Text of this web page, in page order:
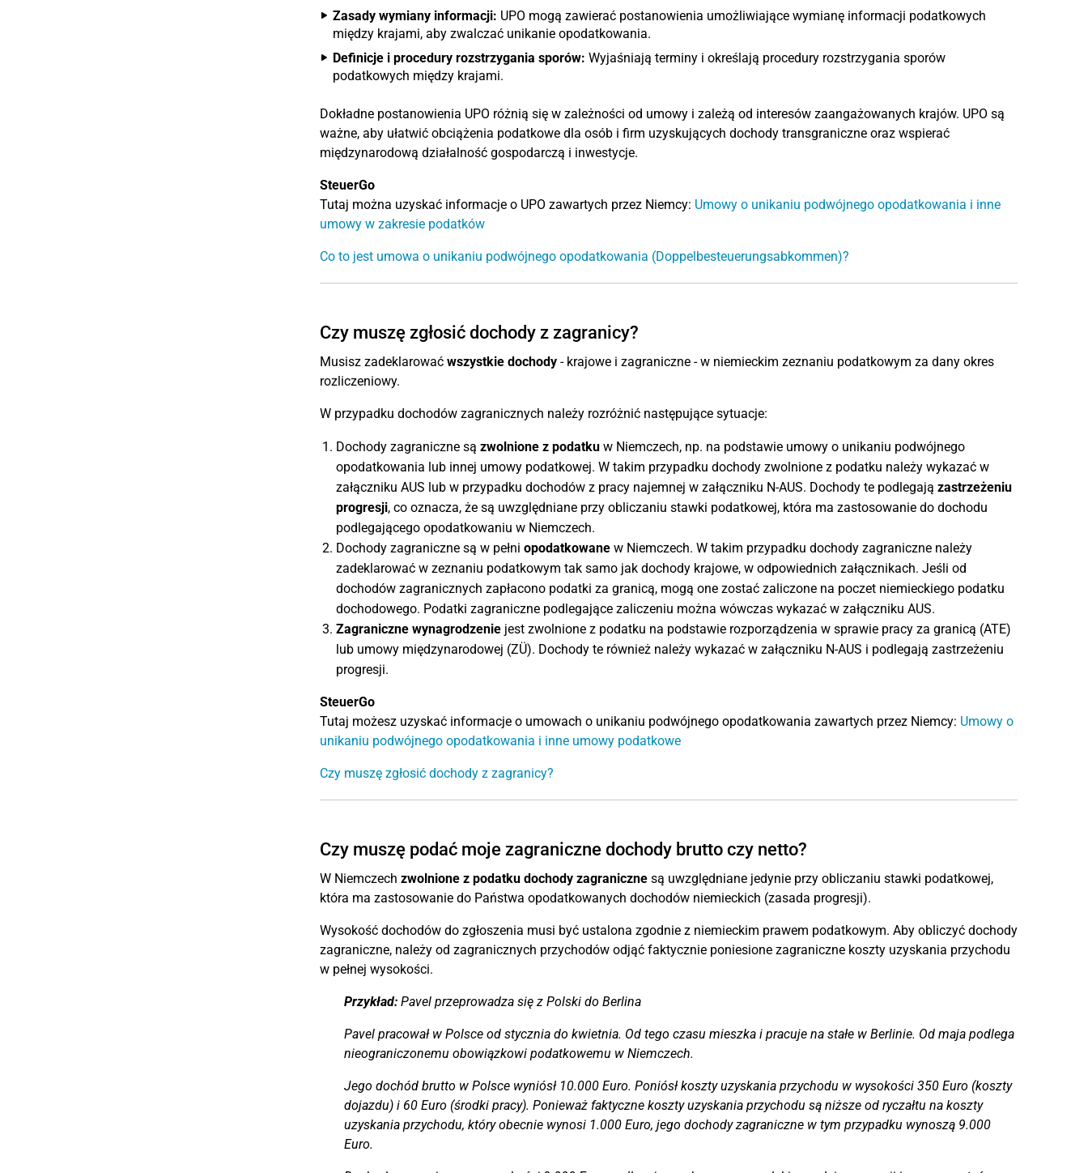
Zasady wymiany informacji: UPO mogą zawierać postanowienia umożliwiające wymianę informacji podatkowych
między krajami, aby zwalczać unikanie opodatkowania.
Definicje i procedury rozstrzygania sporów: Wyjaśniają terminy i określają procedury rozstrzygania sporów
podatkowych między krajami.
Dokładne postanowienia UPO różnią się w zależności od umowy i zależą od interesów zaangażowanych krajów. UPO są
ważne, aby ułatwić obciążenia podatkowe dla osób i firm uzyskujących dochody transgraniczne oraz wspierać
międzynarodową działalność gospodarczą i inwestycje.
SteuerGo
Tutaj można uzyskać informacje o UPO zawartych przez Niemcy: Umowy o unikaniu podwójnego opodatkowania i inne
umowy w zakresie podatków
Co to jest umowa o unikaniu podwójnego opodatkowania (Doppelbesteuerungsabkommen)?
Czy muszę zgłosić dochody z zagranicy?
Musisz zadeklarować wszystkie dochody- krajowe i zagraniczne - w niemieckim zeznaniu podatkowym za dany okres
rozliczeniowy.
W przypadku dochodów zagranicznych należy rozróżnić następujące sytuacje:
Dochody zagraniczne są zwolnione z podatkuw Niemczech, np. na podstawie umowy o unikaniu podwójnego
opodatkowania lub innej umowy podatkowej. W takim przypadku dochody zwolnione z podatku należy wykazać w
załączniku AUS lub w przypadku dochodów z pracy najemnej w załączniku N-AUS. Dochody te podlegają zastrzeżeniu
progresji, co oznacza, że są uwzględniane przy obliczaniu stawki podatkowej, która ma zastosowanie do dochodu
podlegającego opodatkowaniu w Niemczech.
Dochody zagraniczne są w pełni opodatkowanew Niemczech. W takim przypadku dochody zagraniczne należy
zadeklarować w zeznaniu podatkowym tak samo jak dochody krajowe, w odpowiednich załącznikach. Jeśli od
dochodów zagranicznych zapłacono podatki za granicą, mogą one zostać zaliczone na poczet niemieckiego podatku
dochodowego. Podatki zagraniczne podlegające zaliczeniu można wówczas wykazać w załączniku AUS.
Zagraniczne wynagrodzeniejest zwolnione z podatku na podstawie rozporządzenia w sprawie pracy za granicą (ATE)
lub umowy międzynarodowej (ZÜ). Dochody te również należy wykazać w załączniku N-AUS i podlegają zastrzeżeniu
progresji.
SteuerGo
Tutaj możesz uzyskać informacje o umowach o unikaniu podwójnego opodatkowania zawartych przez Niemcy: Umowy o
unikaniu podwójnego opodatkowania i inne umowy podatkowe
Czy muszę zgłosić dochody z zagranicy?
Czy muszę podać moje zagraniczne dochody brutto czy netto?
W Niemczech zwolnione z podatku dochody zagranicznesą uwzględniane jedynie przy obliczaniu stawki podatkowej,
która ma zastosowanie do Państwa opodatkowanych dochodów niemieckich (zasada progresji).
Wysokość dochodów do zgłoszenia musi być ustalona zgodnie z niemieckim prawem podatkowym. Aby obliczyć dochody
zagraniczne, należy od zagranicznych przychodów odjąć faktycznie poniesione zagraniczne koszty uzyskania przychodu
w pełnej wysokości.
Przykład:Pavel przeprowadza się z Polski do Berlina
Pavel pracował w Polsce od stycznia do kwietnia. Od tego czasu mieszka i pracuje na stałe w Berlinie. Od maja podlega
nieograniczonemu obowiązkowi podatkowemu w Niemczech.
Jego dochód brutto w Polsce wyniósł 10.000 Euro. Poniósł koszty uzyskania przychodu w wysokości 350 Euro (koszty
dojazdu) i 60 Euro (środki pracy). Ponieważ faktyczne koszty uzyskania przychodu są niższe od ryczałtu na koszty
uzyskania przychodu, który obecnie wynosi 1.000 Euro, jego dochody zagraniczne w tym przypadku wynoszą 9.000
Euro.